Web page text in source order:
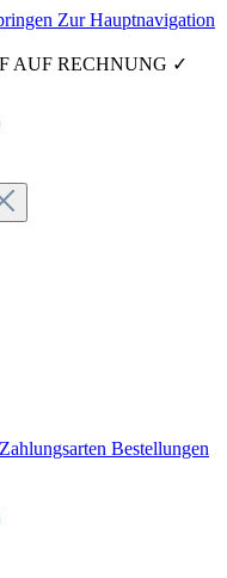
Zur Hauptnavigation
AUF RECHNUNG ✓
Zahlungsarten Bestellungen